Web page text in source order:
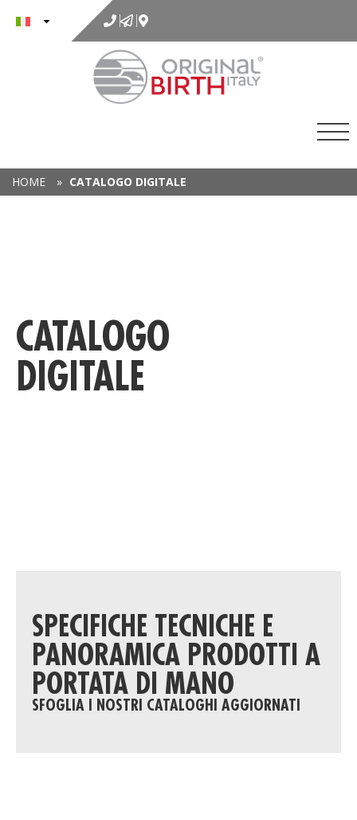
contenuto
HOME » CATALOGO DIGITALE
CATALOGO
DIGITALE
SPECIFICHE TECNICHE E
PANORAMICA PRODOTTI A
PORTATA DI MANO
SFOGLIA I NOSTRI CATALOGHI AGGIORNATI